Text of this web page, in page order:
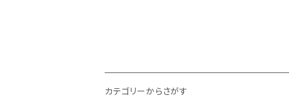
カテゴリーからさがす